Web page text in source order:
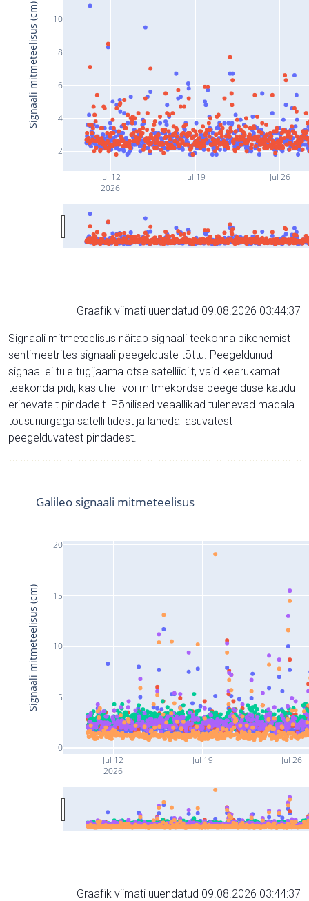
Jul 12
2026
Jul 19 Jul 26
2
4
6
8
10
Signaali mitmeteelisus (cm)
Graafik viimati uuendatud 09.08.2026 03:44:37
Signaali mitmeteelisus näitab signaali teekonna pikenemist
sentimeetrites signaali peegelduste tõttu. Peegeldunud
signaal ei tule tugijaama otse satelliidilt, vaid keerukamat
teekonda pidi, kas ühe- või mitmekordse peegelduse kaudu
erinevatelt pindadelt. Põhilised veaallikad tulenevad madala
tõusunurgaga satelliitidest ja lähedal asuvatest
peegelduvatest pindadest.
Jul 12
2026
Jul 19 Jul 26
0
5
10
15
20
Galileo signaali mitmeteelisus
Signaali mitmeteelisus (cm)
Graafik viimati uuendatud 09.08.2026 03:44:37